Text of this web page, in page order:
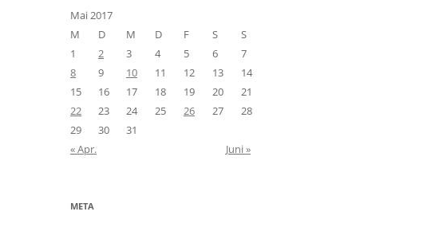
Mai 2017
M
D M D F S
S
1
2 3 4 5 6
7
8
9 10 11 12 13
14
15
16 17 18 19 20
21
22
23 24 25 26 27
28
29
30
31
« Apr.
Juni »
META